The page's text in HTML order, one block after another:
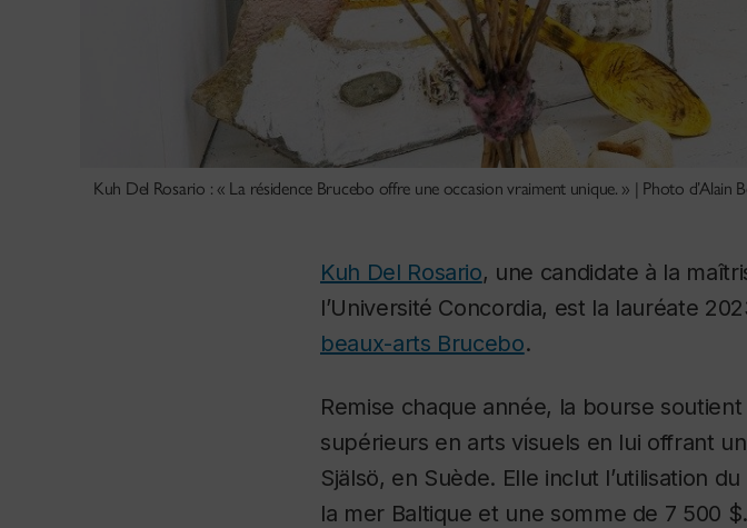
Kuh Del Rosario : « La résidence Brucebo offre une occasion vraiment unique. » | Photo d’Alain
Kuh Del Rosario, une candidate à la
l’Université Concordia, est la lauréate
beaux-arts Brucebo.
Remise chaque année, la bourse
supérieurs en arts visuels en lui offrant
Själsö, en Suède. Elle inclut l’utilisation
la mer Baltique et une somme de 7 500 $.